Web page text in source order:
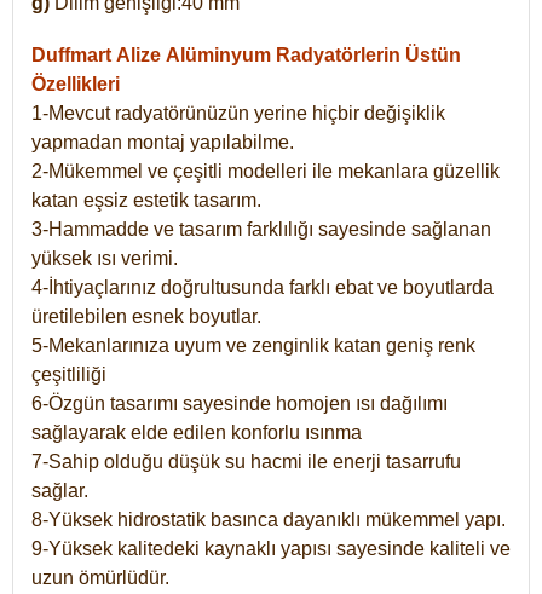
Duffmart Alize Alüminyum Radyatörlerin Üstün
Özellikleri
1-Mevcut radyatörünüzün yerine hiçbir değişiklik
yapmadan montaj yapılabilme.
2-Mükemmel ve çeşitli modelleri ile mekanlara güzellik
katan eşsiz estetik tasarım.
3-Hammadde ve tasarım farklılığı sayesinde sağlanan
yüksek ısı verimi.
4-İhtiyaçlarınız doğrultusunda farklı ebat ve boyutlarda
üretilebilen esnek boyutlar.
5-Mekanlarınıza uyum ve zenginlik katan geniş renk
çeşitliliği
6-Özgün tasarımı sayesinde homojen ısı dağılımı
sağlayarak elde edilen konforlu ısınma
7-Sahip olduğu düşük su hacmi ile enerji tasarrufu
sağlar.
8-Yüksek hidrostatik basınca dayanıklı mükemmel yapı.
9-Yüksek kalitedeki kaynaklı yapısı sayesinde kaliteli ve
uzun ömürlüdür.